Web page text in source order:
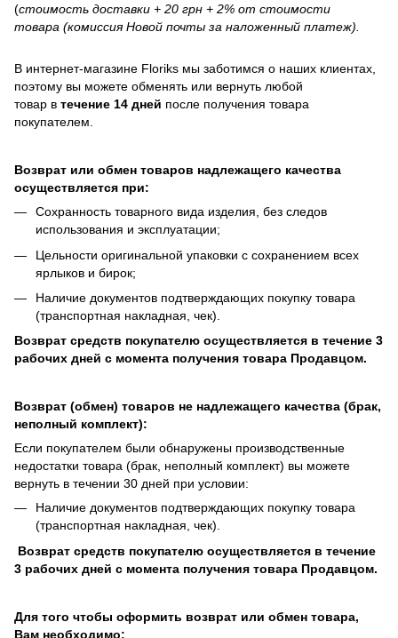
(стоимость доставки + 20 грн + 2% от стоимости
товара (комиссия Новой почты за наложенный платеж).
В интернет-магазине Floriks мы заботимся о наших клиентах,
поэтому вы можете обменять или вернуть любой
товар в течение 14 дней после получения товара
покупателем.
Возврат или обмен товаров надлежащего качества
осуществляется при:
Сохранность товарного вида изделия, без следов
использования и эксплуатации;
Цельности оригинальной упаковки с сохранением всех
ярлыков и бирок;
Наличие документов подтверждающих покупку товара
(транспортная накладная, чек).
Возврат средств покупателю осуществляется в течение 3
рабочих дней с момента получения товара Продавцом.
Возврат (обмен) товаров не надлежащего качества (брак,
неполный комплект):
Если покупателем были обнаружены производственные
недостатки товара (брак, неполный комплект) вы можете
вернуть в течении 30 дней при условии:
Наличие документов подтверждающих покупку товара
(транспортная накладная, чек).
Возврат средств покупателю осуществляется в течение
3 рабочих дней с момента получения товара Продавцом.
Для того чтобы оформить возврат или обмен товара,
Вам необходимо: